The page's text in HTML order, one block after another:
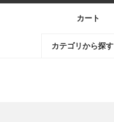
カート
カテゴリから探す